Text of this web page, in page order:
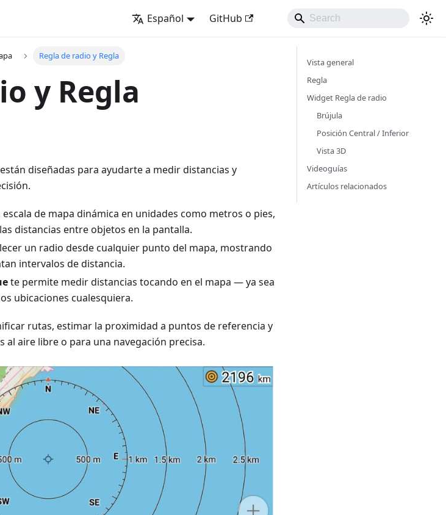
Español GitHub
Regla de radio y Regla
y Regla
diseñadas para ayudarte a medir distancias y
de mapa dinámica en unidades como metros o pies,
distancias entre objetos en la pantalla.
un radio desde cualquier punto del mapa, mostrando
intervalos de distancia.
te permite medir distancias tocando en el mapa — ya sea
ubicaciones cualesquiera.
rutas, estimar la proximidad a puntos de referencia y
aire libre o para una navegación precisa.
Vista general
Regla
Widget Regla de radio
Brújula
Posición Central / Inferior
Vista 3D
Videoguías
Artículos relacionados